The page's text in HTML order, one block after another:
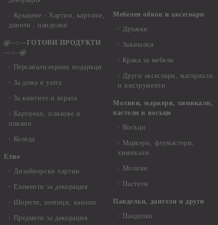
Кръщене - Хартии, картони,
данели , панделки
@--:---ГОТОВИ ПРОДУКТИ
---:--@
Персанализирани подаръци
За дома и уюта
За книгите и хората
Картички, пликове и
покани
Коледа
Етно
Дизайнерски хартии
Елементи за декорация
Ширити, шевици, канапи
Предмети за декорация
Мебелен обков и аксесоари
Дръжки
Закачалки
Крака за мебели
Други аксесоари, материали
и инструменти
Моливи, маркери, химикали,
пастели и восъци
Восъци
Маркери, флумастери,
химикали
Моливи
Пастели
Панделки, дантели и други
Панделки